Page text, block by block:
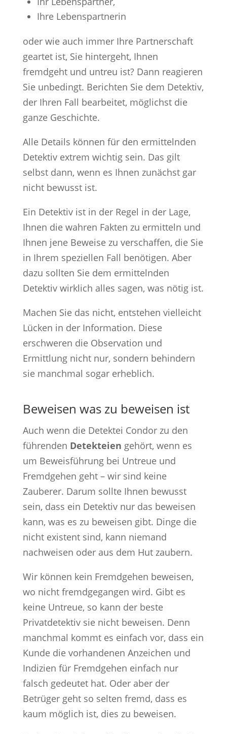
Ihre Lebenspartnerin
oder wie auch immer Ihre Partnerschaft
geartet ist, Sie hintergeht, Ihnen
fremdgeht und untreu ist? Dann reagieren
Sie unbedingt. Berichten Sie dem Detektiv,
der Ihren Fall bearbeitet, möglichst die
ganze Geschichte.
Alle Details können für den ermittelnden
Detektiv extrem wichtig sein. Das gilt
selbst dann, wenn es Ihnen zunächst gar
nicht bewusst ist.
Ein Detektiv ist in der Regel in der Lage,
Ihnen die wahren Fakten zu ermitteln und
Ihnen jene Beweise zu verschaffen, die Sie
in Ihrem speziellen Fall benötigen. Aber
dazu sollten Sie dem ermittelnden
Detektiv wirklich alles sagen, was nötig ist.
Machen Sie das nicht, entstehen vielleicht
Lücken in der Information. Diese
erschweren die Observation und
Ermittlung nicht nur, sondern behindern
sie manchmal sogar erheblich.
Beweisen was zu beweisen ist
Auch wenn die Detektei Condor zu den
führenden Detekteien gehört, wenn es
um Beweisführung bei Untreue und
Fremdgehen geht – wir sind keine
Zauberer. Darum sollte Ihnen bewusst
sein, dass ein Detektiv nur das beweisen
kann, was es zu beweisen gibt. Dinge die
nicht existent sind, kann niemand
nachweisen oder aus dem Hut zaubern.
Wir können kein Fremdgehen beweisen,
wo nicht fremdgegangen wird. Gibt es
keine Untreue, so kann der beste
Privatdetektiv sie nicht beweisen. Denn
manchmal kommt es einfach vor, dass ein
Kunde die vorhandenen Anzeichen und
Indizien für Fremdgehen einfach nur
falsch gedeutet hat. Oder aber der
Betrüger geht so selten fremd, dass es
kaum möglich ist, dies zu beweisen.